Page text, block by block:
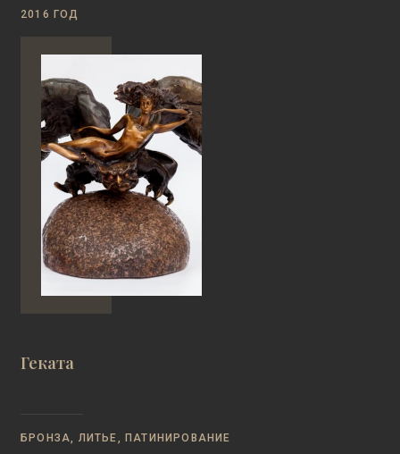
2016 ГОД
Геката
БРОНЗА, ЛИТЬЕ, ПАТИНИРОВАНИЕ